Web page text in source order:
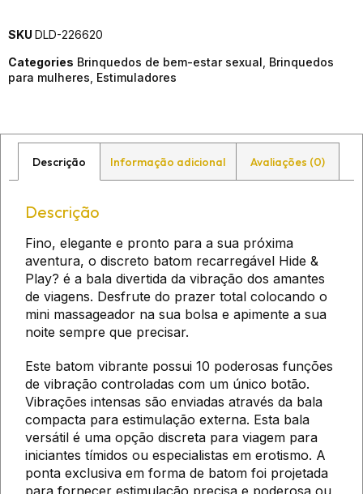
SKU DLD-226620
Categories Brinquedos de bem-estar sexual Brinquedos
para mulheres Estimuladores
Descrição Informação adicional Avaliações (0)
Descrição
Fino, elegante e pronto para a sua próxima
aventura, o discreto batom recarregável Hide &
Play? é a bala divertida da vibração dos amantes
de viagens. Desfrute do prazer total colocando o
mini massageador na sua bolsa e apimente a sua
noite sempre que precisar.
Este batom vibrante possui 10 poderosas funções
de vibração controladas com um único botão.
Vibrações intensas são enviadas através da bala
compacta para estimulação externa. Esta bala
versátil é uma opção discreta para viagem para
iniciantes tímidos ou especialistas em erotismo. A
ponta exclusiva em forma de batom foi projetada
para fornecer estimulação precisa e poderosa ou